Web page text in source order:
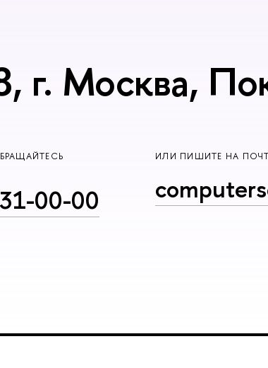
г. Москва,
00-00
ИЛИ ПИШИТЕ НА